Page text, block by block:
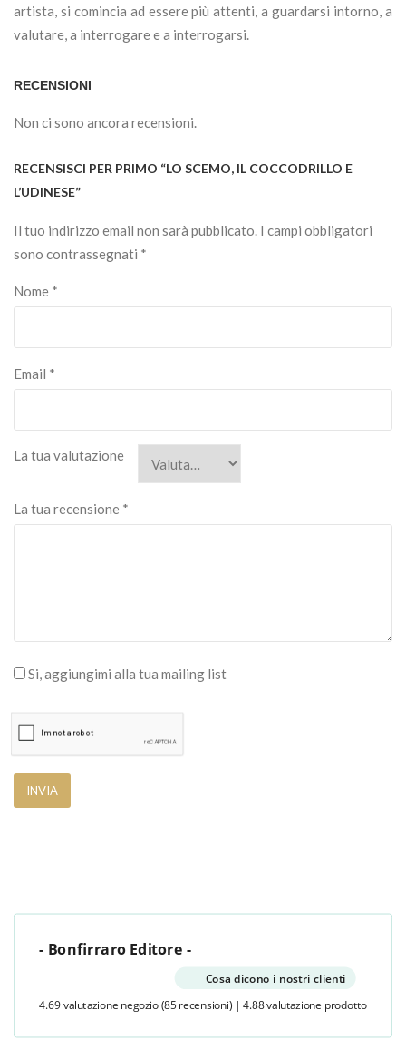
artista, si comincia ad essere più attenti, a guardarsi intorno, a
valutare, a interrogare e a interrogarsi.
RECENSIONI
Non ci sono ancora recensioni.
RECENSISCI PER PRIMO “LO SCEMO, IL COCCODRILLO E
L’UDINESE”
Il tuo indirizzo email non sarà pubblicato. I campi obbligatori
sono contrassegnati *
Nome *
Email *
La tua valutazione
La tua recensione *
Si, aggiungimi alla tua mailing list
- Bonfirraro Editore -
Cosa dicono i nostri clienti
4.69 valutazione negozio (85 recensioni) | 4.88 valutazione prodotto